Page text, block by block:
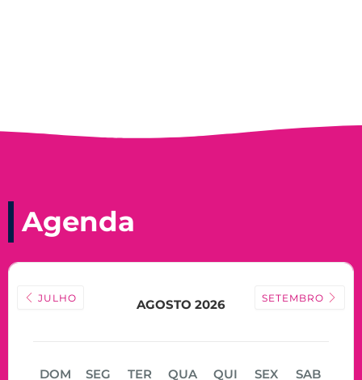
Agenda
JULHO AGOSTO 2026 SETEMBRO
DOM SEG TER QUA QUI SEX SAB